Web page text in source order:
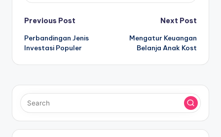
Post
navigation
Previous Post
Perbandingan Jenis
Investasi Populer
Next Post
Mengatur Keuangan
Belanja Anak Kost